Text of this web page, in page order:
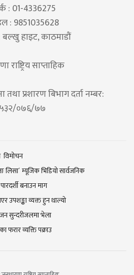
: 01-4336275
: 9851035628
बल्खु हाइट, काठमाडौं
राष्ट्रिय साप्ताहिक
तथा प्रशारण बिभाग दर्ता नम्बर:
०७६/७७
विमोचन
लिसा´ म्यूजिक भिडियाे सार्वजनिक
बनाउन माग
उपशङ्का व्यक्त हुन थाल्याे
सुन्दरीजलमा भेला
फरार व्यक्ति पक्राउ